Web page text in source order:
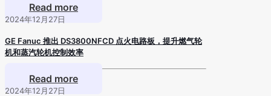
Read more
2024年12月27日
GE Fanuc 推出 DS3800NFCD 点火电路板，提升燃气轮
机和蒸汽轮机控制效率
Read more
2024年12月27日